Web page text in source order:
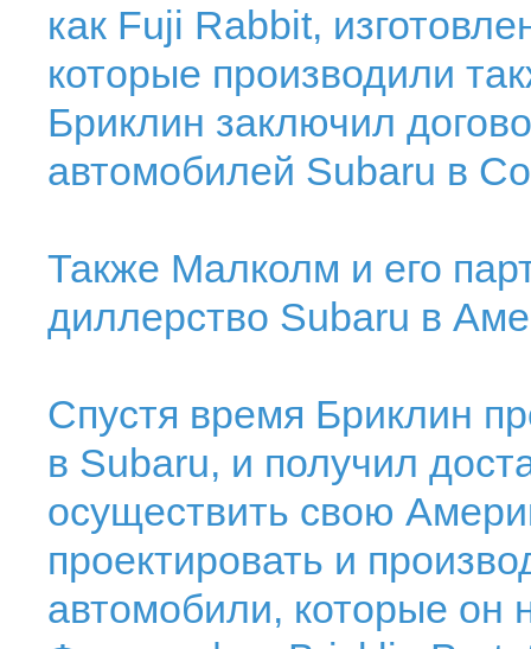
как Fuji Rabbit,
которые производили
Бриклин заключил
автомобилей Subaru в
Также Малколм и его
диллерство Subaru в
Спустя время Бриклин
в Subaru, и получил
осуществить свою
проектировать и
автомобили, которые он